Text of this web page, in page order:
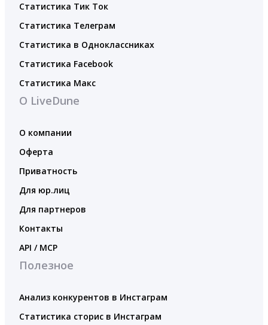
Статистика Тик Ток
Статистика Телеграм
Статистика в Одноклассниках
Статистика Facebook
Статистика Макс
О LiveDune
О компании
Оферта
Приватность
Для юр.лиц
Для партнеров
Контакты
API / MCP
Полезное
Анализ конкурентов в Инстаграм
Статистика сторис в Инстаграм